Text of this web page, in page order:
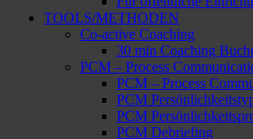
TOOLS/METHODEN
Co-active Coaching
30 min Coaching
PCM – Process
PCM – Process
PCM
PCM
PCM Debrie­fing